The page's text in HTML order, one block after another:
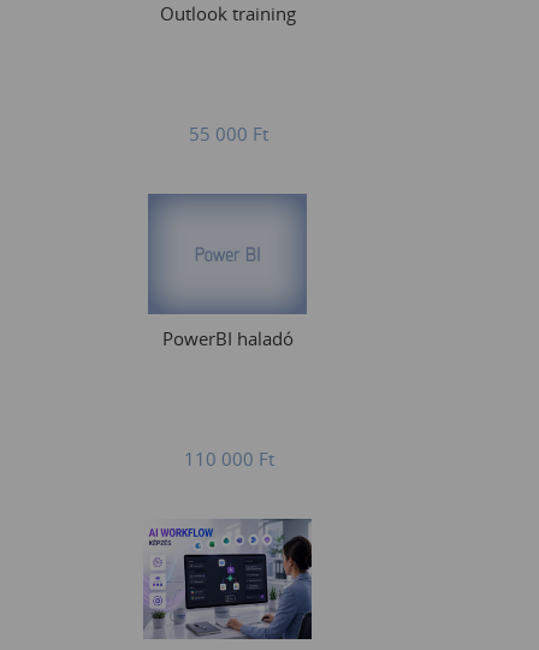
Outlook training
55 000 Ft
PowerBI haladó
110 000 Ft